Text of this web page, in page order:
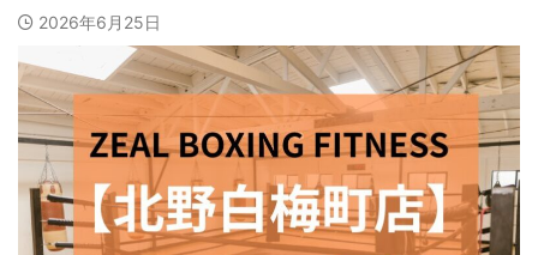
2026年6月25日